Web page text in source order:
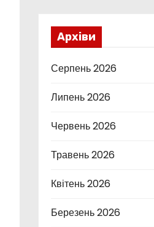
Архіви
Серпень 2026
Липень 2026
Червень 2026
Травень 2026
Квітень 2026
Березень 2026